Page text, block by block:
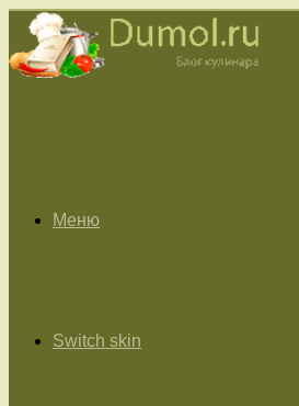
Меню
Switch skin